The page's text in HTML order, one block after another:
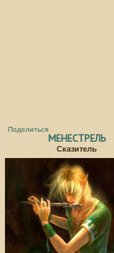
Поделиться
МЕНЕСТРЕЛЬ
Сказитель